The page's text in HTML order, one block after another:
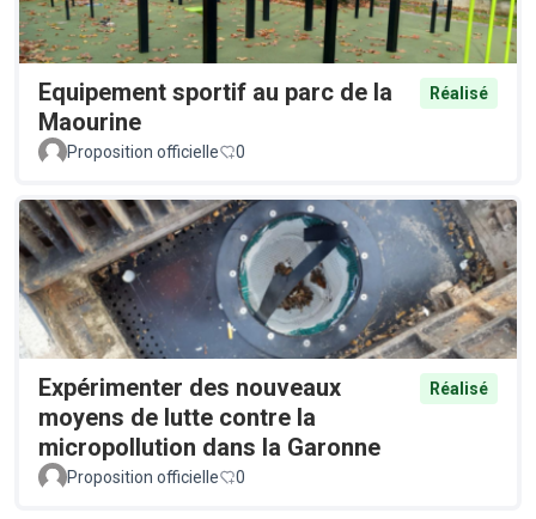
Equipement sportif au parc de la
Maourine
Réalisé
Proposition officielle 0
Expérimenter des nouveaux
moyens de lutte contre la
micropollution dans la Garonne
Réalisé
Proposition officielle 0